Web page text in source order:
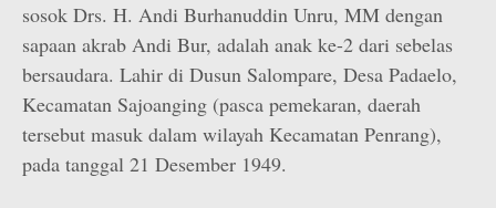
sosok Drs. H. Andi Burhanuddin Unru, MM dengan
sapaan akrab Andi Bur, adalah anak ke-2 dari sebelas
bersaudara. Lahir di Dusun Salompare, Desa Padaelo,
Kecamatan Sajoanging (pasca pemekaran, daerah
tersebut masuk dalam wilayah Kecamatan Penrang),
pada tanggal 21 Desember 1949.